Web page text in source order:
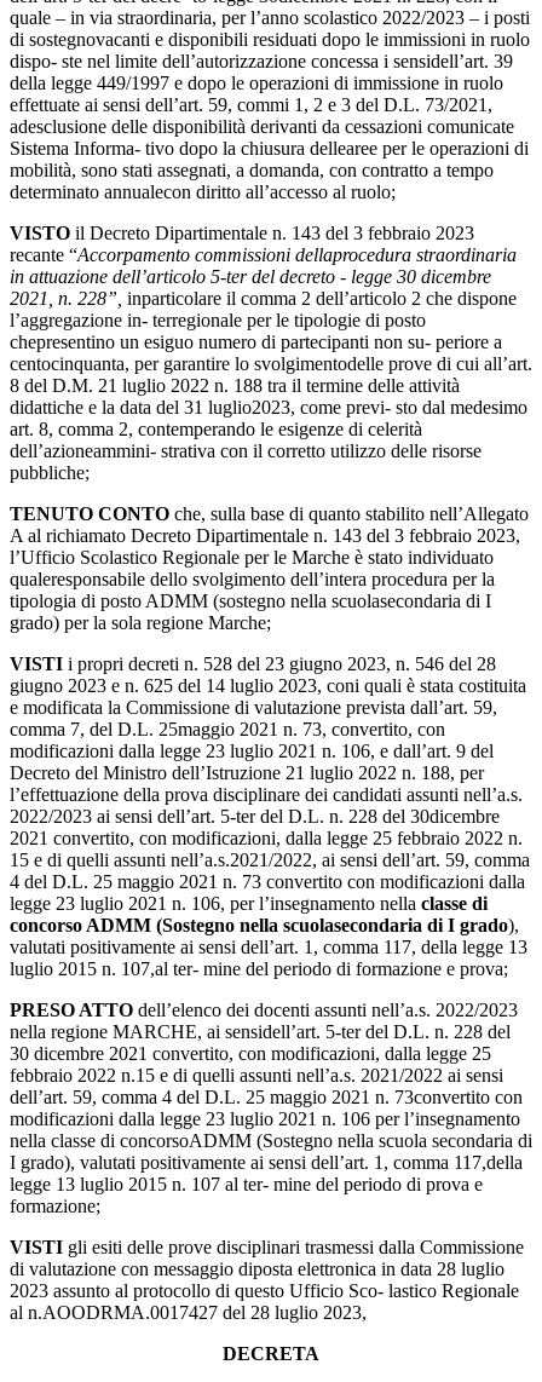
quale – in via straordinaria, per l’anno scolastico 2022/2023 – i posti
di sostegnovacanti e disponibili residuati dopo le immissioni in ruolo
dispo- ste nel limite dell’autorizzazione concessa i sensidell’art. 39
della legge 449/1997 e dopo le operazioni di immissione in ruolo
effettuate ai sensi dell’art. 59, commi 1, 2 e 3 del D.L. 73/2021,
adesclusione delle disponibilità derivanti da cessazioni comunicate
Sistema Informa- tivo dopo la chiusura dellearee per le operazioni di
mobilità, sono stati assegnati, a domanda, con contratto a tempo
determinato annualecon diritto all’accesso al ruolo;
VISTO il Decreto Dipartimentale n. 143 del 3 febbraio 2023
recante “Accorpamento commissioni dellaprocedura straordinaria
in attuazione dell’articolo 5-ter del decreto - legge 30 dicembre
2021, n. 228”, inparticolare il comma 2 dell’articolo 2 che dispone
l’aggregazione in- terregionale per le tipologie di posto
chepresentino un esiguo numero di partecipanti non su- periore a
centocinquanta, per garantire lo svolgimentodelle prove di cui all’art.
8 del D.M. 21 luglio 2022 n. 188 tra il termine delle attività
didattiche e la data del 31 luglio2023, come previ- sto dal medesimo
art. 8, comma 2, contemperando le esigenze di celerità
dell’azioneammini- strativa con il corretto utilizzo delle risorse
pubbliche;
TENUTO CONTO che, sulla base di quanto stabilito nell’Allegato
A al richiamato Decreto Dipartimentale n. 143 del 3 febbraio 2023,
l’Ufficio Scolastico Regionale per le Marche è stato individuato
qualeresponsabile dello svolgimento dell’intera procedura per la
tipologia di posto ADMM (sostegno nella scuolasecondaria di I
grado) per la sola regione Marche;
VISTI i propri decreti n. 528 del 23 giugno 2023, n. 546 del 28
giugno 2023 e n. 625 del 14 luglio 2023, coni quali è stata costituita
e modificata la Commissione di valutazione prevista dall’art. 59,
comma 7, del D.L. 25maggio 2021 n. 73, convertito, con
modificazioni dalla legge 23 luglio 2021 n. 106, e dall’art. 9 del
Decreto del Ministro dell’Istruzione 21 luglio 2022 n. 188, per
l’effettuazione della prova disciplinare dei candidati assunti nell’a.s.
2022/2023 ai sensi dell’art. 5-ter del D.L. n. 228 del 30dicembre
2021 convertito, con modificazioni, dalla legge 25 febbraio 2022 n.
15 e di quelli assunti nell’a.s.2021/2022, ai sensi dell’art. 59, comma
4 del D.L. 25 maggio 2021 n. 73 convertito con modificazioni dalla
legge 23 luglio 2021 n. 106, perl’insegnamento nella classe di
concorso ADMM (Sostegno nella scuolasecondaria di I grado),
valutati positivamente ai sensi dell’art. 1, comma 117, della legge 13
luglio 2015 n. 107,al ter- mine del periodo di formazione e prova;
PRESO ATTO dell’elenco dei docenti assunti nell’a.s. 2022/2023
nella regione MARCHE, ai sensidell’art. 5-ter del D.L. n. 228 del
30 dicembre 2021 convertito, con modificazioni, dalla legge 25
febbraio 2022 n.15 e di quelli assunti nell’a.s. 2021/2022 ai sensi
dell’art. 59, comma 4 del D.L. 25 maggio 2021 n. 73convertito con
modificazioni dalla legge 23 luglio 2021 n. 106 per l’insegnamento
nella classe di concorsoADMM (Sostegno nella scuola secondaria di
I grado), valutati positivamente ai sensi dell’art. 1, comma 117,della
legge 13 luglio 2015 n. 107 al ter- mine del periodo di prova e
formazione;
VISTI gli esiti delle prove disciplinari trasmessi dalla Commissione
di valutazione con messaggio diposta elettronica in data 28 luglio
2023 assunto al protocollo di questo Ufficio Sco- lastico Regionale
al n.AOODRMA.0017427 del 28 luglio 2023,
DECRETA